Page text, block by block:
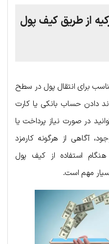
از طریق کیف پول
برای انتقال پول در سطح
دادن حساب بانکی یا کارت
در صورت نیاز پرداخت یا
آگاهی از هرگونه کارمزد
استفاده از کیف پول
مهم است.